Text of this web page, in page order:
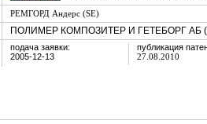
РЕМГОРД Андерс (SE)
ПОЛИМЕР КОМПОЗИТЕР И ГЕТЕБОРГ АБ
подача заявки:
2005-12-13
публикация
27.08.2010